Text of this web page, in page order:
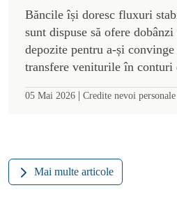
Băncile își doresc fluxuri
sunt dispuse să ofere
depozite pentru a-și
transfere veniturile în conturi
05 Mai 2026 | Credite nevoi personale
Mai multe articole